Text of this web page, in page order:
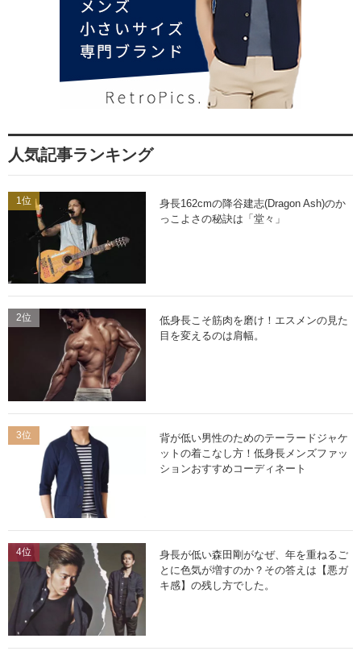
人気記事ランキング
1位
身長162cmの降谷建志(Dragon Ash)のか
っこよさの秘訣は「堂々」
2位
低身長こそ筋肉を磨け！エスメンの見た
目を変えるのは肩幅。
3位
背が低い男性のためのテーラードジャケ
ットの着こなし方！低身長メンズファッ
ションおすすめコーディネート
4位
身長が低い森田剛がなぜ、年を重ねるご
とに色気が増すのか？その答えは【悪ガ
キ感】の残し方でした。